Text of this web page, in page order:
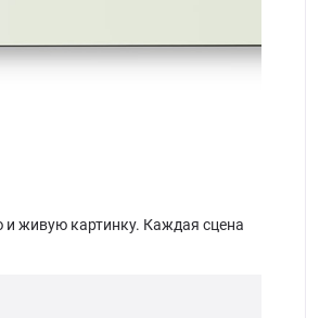
и живую картинку. Каждая сцена